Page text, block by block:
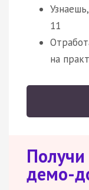
11
на
демо-